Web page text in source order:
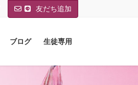
友だち追加
ブログ 生徒専用